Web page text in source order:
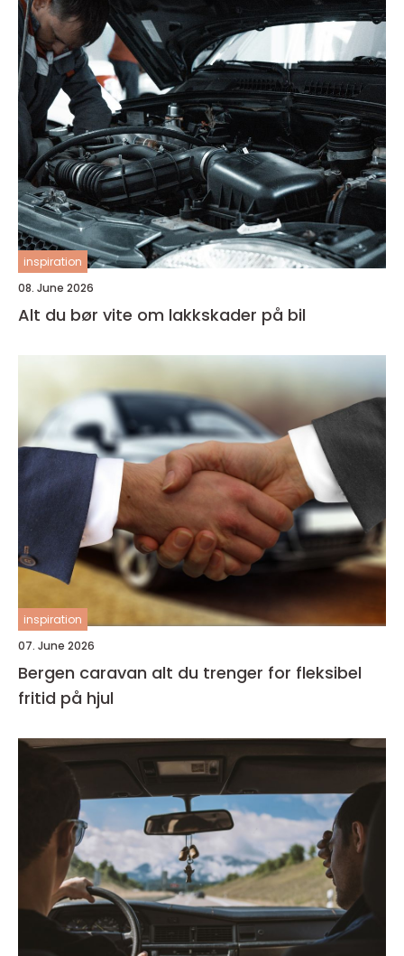
inspiration
08. June 2026
Alt du bør vite om lakkskader på bil
inspiration
07. June 2026
Bergen caravan alt du trenger for fleksibel
fritid på hjul